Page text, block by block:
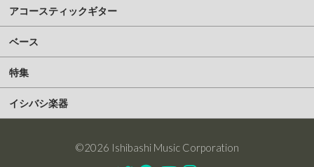
アコースティックギター
ベース
特集
イシバシ楽器
©2026 Ishibashi Music Corporation